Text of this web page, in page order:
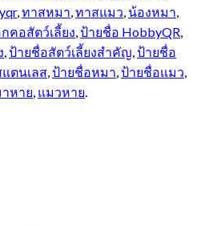
,ทาสหมา,ทาสแมว, น้องหมา,
คอสัตว์เลี้ยง,ป้ายชื่อ HobbyQR,
,ป้ายชื่อสัตว์เลี้ยงสำคัญ,ป้ายชื่อ
ตนเลส,ป้ายชื่อหมา,ป้ายชื่อแมว,
หาย, แมวหาย.